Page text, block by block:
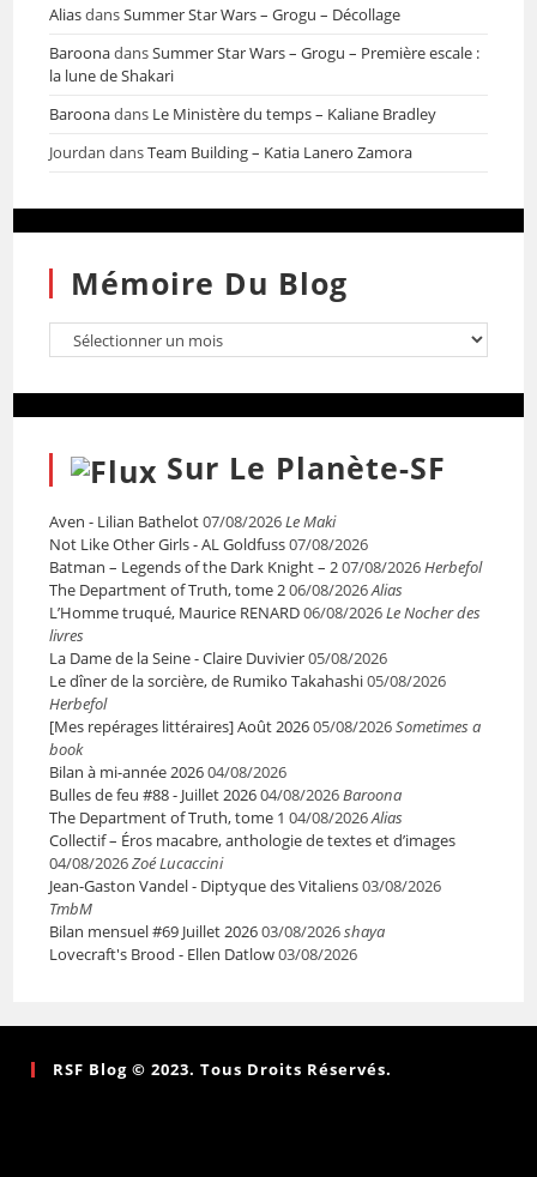
AliasdansSummer Star Wars – Grogu – Décollage
BaroonadansSummer Star Wars – Grogu – Première escale :
la lune de Shakari
Baroonadans Le Ministère du temps – Kaliane Bradley
Jourdan dansTeam Building – Katia Lanero Zamora
Mémoire Du Blog
Sur Le Planète-SF
Aven - Lilian Bathelot07/08/2026Le Maki
Not Like Other Girls - AL Goldfuss07/08/2026
Batman – Legends of the Dark Knight – 207/08/2026Herbefol
The Department of Truth, tome 206/08/2026Alias
L’Homme truqué, Maurice RENARD06/08/2026Le Nocher des
livres
La Dame de la Seine - Claire Duvivier05/08/2026
Le dîner de la sorcière, de Rumiko Takahashi05/08/2026
Herbefol
[Mes repérages littéraires] Août 202605/08/2026Sometimes a
book
Bilan à mi-année 202604/08/2026
Bulles de feu #88 - Juillet 202604/08/2026Baroona
The Department of Truth, tome 1 04/08/2026Alias
Collectif – Éros macabre, anthologie de textes et d’images
04/08/2026Zoé Lucaccini
Jean-Gaston Vandel - Diptyque des Vitaliens03/08/2026
TmbM
Bilan mensuel #69 Juillet 202603/08/2026shaya
Lovecraft's Brood - Ellen Datlow03/08/2026
RSF Blog © 2023. Tous Droits Réservés.